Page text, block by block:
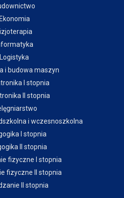
Ekonomia
Logistyka
i budowa maszyn
I stopnia
II stopnia
i wczesnoszkolna
I stopnia
II stopnia
fizyczne I stopnia
fizyczne II stopnia
II stopnia